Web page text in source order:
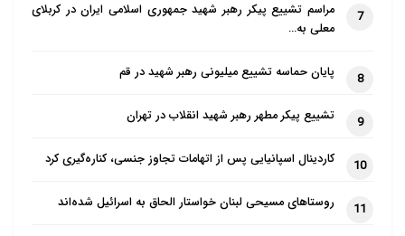
7
مراسم تشییع پیکر رهبر شهید جمهوری اسلامی ایران در کربلای
معلی به…
8 پایان حماسه تشییع میلیونی رهبر شهید در قم
9 تشییع پیکر مطهر رهبر شهید انقلاب در تهران
10 کاردینال اسپانیایی پس از اتهامات تجاوز جنسی، کناره‌گیری کرد
11 روستاهای مسیحی لبنان خواستار الحاق به اسرائیل شده‌اند